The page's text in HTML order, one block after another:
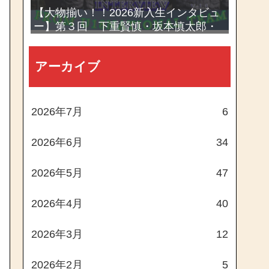
【大物揃い！！2026新入生インタビュ
ー】第３回 下重賢慎・坂本慎太郎・
アーカイブ
2026年7月 6
2026年6月 34
2026年5月 47
2026年4月 40
2026年3月 12
2026年2月 5